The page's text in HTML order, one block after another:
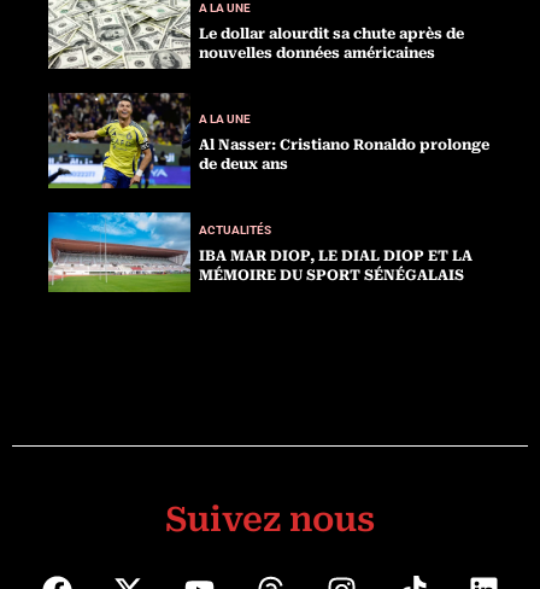
A LA UNE
Le dollar alourdit sa chute après de
nouvelles données américaines
A LA UNE
Al Nasser: Cristiano Ronaldo prolonge
de deux ans
ACTUALITÉS
IBA MAR DIOP, LE DIAL DIOP ET LA
MÉMOIRE DU SPORT SÉNÉGALAIS
Suivez nous